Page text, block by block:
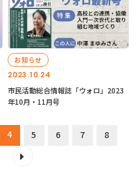
2023.10.24
お知らせ
市民活動総合情報誌「ウォロ」2023
年10月・11月号
4 5 6 7
8